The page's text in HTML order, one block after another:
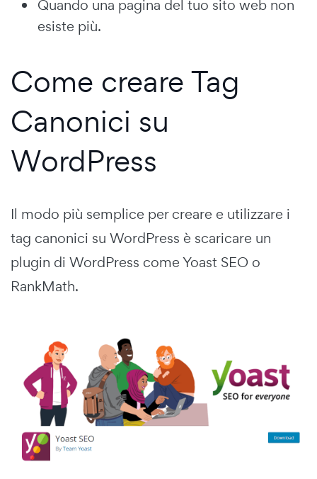
Quando una pagina del tuo sito web non
esiste più.
Come creare Tag
Canonici su
WordPress
Il modo più semplice per creare e utilizzare i
tag canonici su WordPress è scaricare un
plugin di WordPress come Yoast SEO o
RankMath.